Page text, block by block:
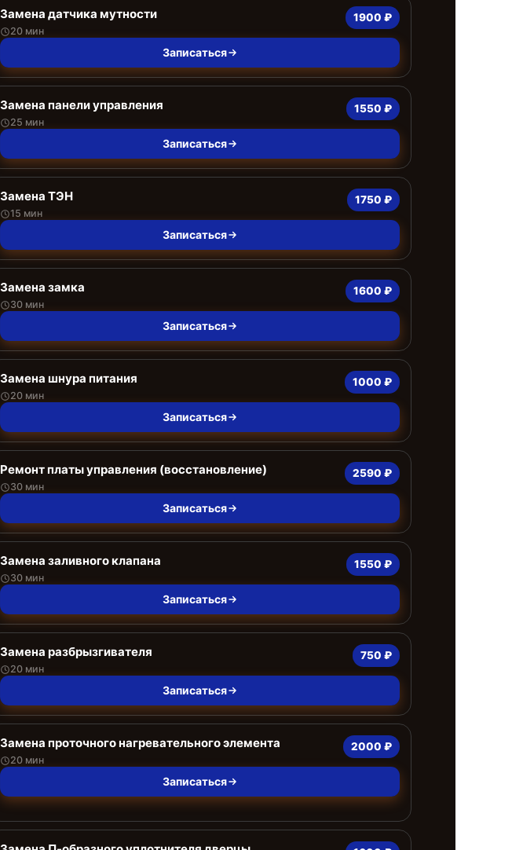
Замена датчика мутности
20 мин
1900 ₽
Записаться
Замена панели управления
25 мин
1550 ₽
Записаться
Замена ТЭН
15 мин
1750 ₽
Записаться
Замена замка
30 мин
1600 ₽
Записаться
Замена шнура питания
20 мин
1000 ₽
Записаться
Ремонт платы управления (восстановление)
30 мин
2590 ₽
Записаться
Замена заливного клапана
30 мин
1550 ₽
Записаться
Замена разбрызгивателя
20 мин
750 ₽
Записаться
Замена проточного нагревательного элемента
20 мин
2000 ₽
Записаться